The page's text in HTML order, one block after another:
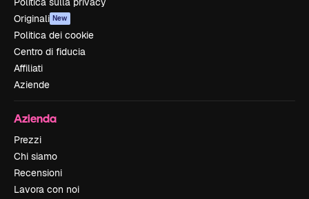
Originali New
Politica dei cookie
Centro di fiducia
Affiliati
Aziende
Azienda
Prezzi
Chi siamo
Recensioni
Lavora con noi